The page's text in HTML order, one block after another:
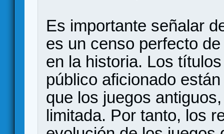
Es importante señalar
es un censo perfecto
en la historia. Los
público aficionado
que los juegos
limitada. Por tanto, los